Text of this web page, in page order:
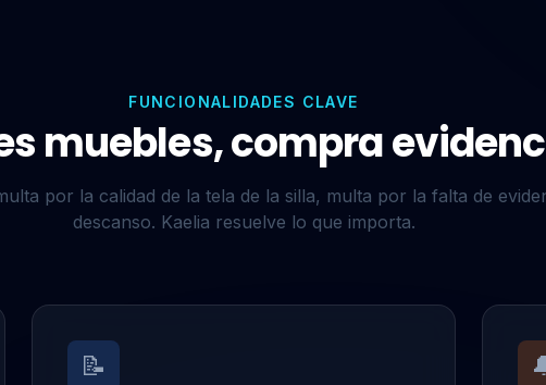
FUNCIONALIDADES CLAVE
muebles, compra
por la calidad de la tela de la silla, multa por la falta de
descanso. Kaelia resuelve lo que importa.
📝